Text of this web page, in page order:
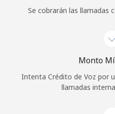
Se cobrarán las llamadas
Monto
Intenta Crédito de Voz por
llamadas